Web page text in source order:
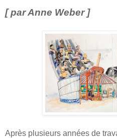
[ par Anne Weber ]
Après plusieurs années de